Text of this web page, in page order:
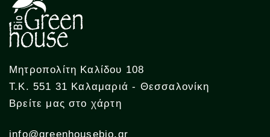
Μητροπολίτη Καλίδου 108
Τ.Κ. 551 31 Καλαμαριά - Θεσσαλονίκη
Βρείτε μας στο χάρτη
info@greenhousebio.gr